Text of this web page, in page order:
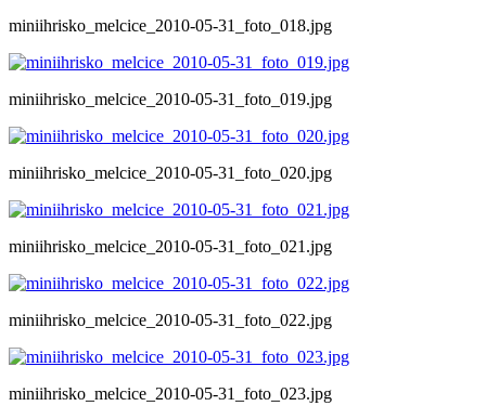
miniihrisko_melcice_2010-05-31_foto_018.jpg
miniihrisko_melcice_2010-05-31_foto_019.jpg
miniihrisko_melcice_2010-05-31_foto_020.jpg
miniihrisko_melcice_2010-05-31_foto_021.jpg
miniihrisko_melcice_2010-05-31_foto_022.jpg
miniihrisko_melcice_2010-05-31_foto_023.jpg